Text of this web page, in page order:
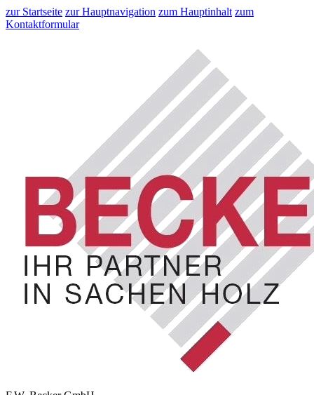
zur Startseite zur Hauptnavigation zum Hauptinhalt zum
Kontaktformular